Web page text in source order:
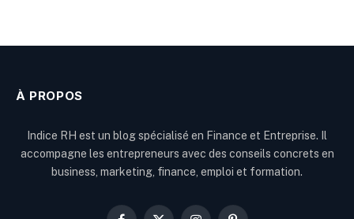
À PROPOS
Indice RH est un blog spécialisé en Finance et Entreprise. Il
accompagne les entrepreneurs avec des conseils concrets en
business, marketing, finance, emploi et formation.